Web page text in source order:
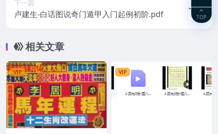
下一篇
卢建生-白话图说奇门遁甲入门起例初阶.pdf
相关文章
VIP VIP
TOP